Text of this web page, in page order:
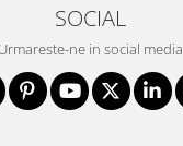
SOCIAL
Urmareste-ne in social media